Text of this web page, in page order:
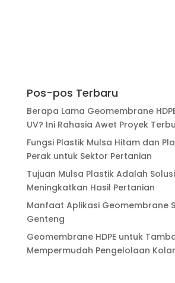
Pos-pos Terbaru
Berapa Lama Geomembrane
UV? Ini Rahasia Awet Proyek
Fungsi Plastik Mulsa Hitam dan
Perak untuk Sektor Pertanian
Tujuan Mulsa Plastik Adalah
Meningkatkan Hasil Pertanian
Manfaat Aplikasi Geomembrane
Genteng
Geomembrane HDPE untuk
Mempermudah Pengelolaan